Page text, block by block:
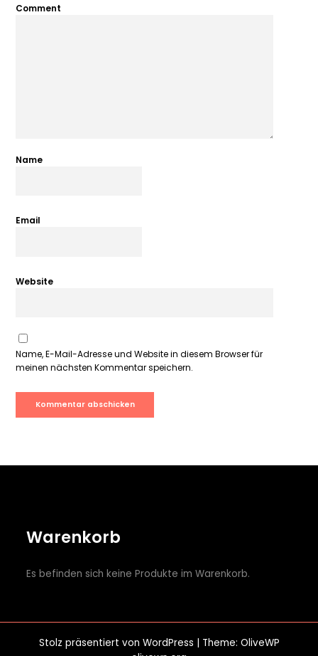
Comment
Name
Email
Website
Name, E-Mail-Adresse und Website in diesem Browser für
meinen nächsten Kommentar speichern.
Warenkorb
Es befinden sich keine Produkte im Warenkorb.
Stolz präsentiert von WordPress | Theme: OliveWP